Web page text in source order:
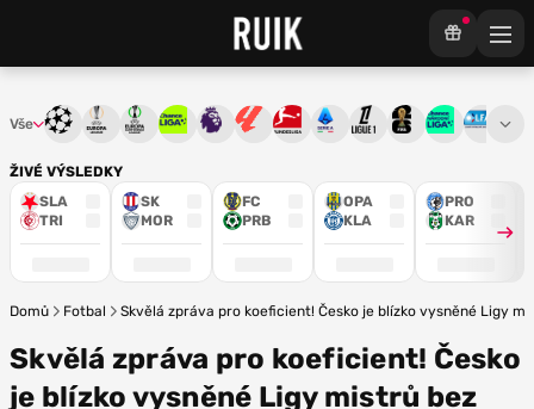
ŽIVÉ VÝSLEDKY
SLA
TRI
SK
MOR
FC
PRB
OPA
KLA
PRO
KAR
Vše Liga mistrůEvropská liga
Konferenční liga
Chance ligaPremier League
La LigaBundesliga
Serie ALigue 1Mistrovství světa
Chance3. ČFL
Domů Fotbal Skvělá zpráva pro koeficient! Česko je blízko vysněné Ligy
Skvělá zpráva pro koeficient! Česko
je blízko vysněné Ligy mistrů bez